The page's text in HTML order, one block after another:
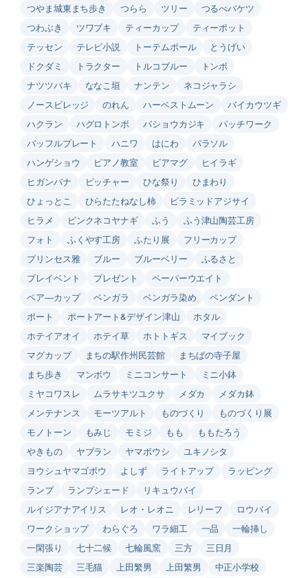
つやま城東まち歩き
つらら ツリー
つるべバケツ
つわぶき
ツワブキ ティーカップ
ティーポット
テッセン
テレビ小説 トーテムポール
とうげい
ドクダミ
トラクター トルコブルー
トンボ
ナツツバキ
ななこ垣 ナンテン
ネコジャラシ
ノースビレッジ
のれん ハーベストムーン
バイカウツギ
ハクラン
ハグロトンボ バショウカジキ
パッチワーク
バッフルプレート
ハニワ はにわ
パラソル
ハンゲショウ
ピアノ教室 ビアマグ
ヒイラギ
ヒガンバナ
ピッチャー ひな祭り
ひまわり
ひょっとこ
ひらたたねなし柿
ピラミッドアジサイ
ヒラメ
ピンクネコヤナギ ふう
ふう津山陶芸工房
フォト
ふくやす工房 ふたり展
フリーカップ
プリンセス雅
ブルー ブルーベリー
ふるさと
プレイベント
プレゼント
ペーパーウエイト
ペア―カップ
ベンガラ ベンガラ染め
ペンダント
ポート
ポートアート&デザイン津山
ホタル
ホテイアオイ
ホテイ草 ホトトギス
マイブック
マグカップ
まちの駅作州民芸館
まちばの寺子屋
まち歩き
マンボウ ミニコンサート
ミニ小鉢
ミヤコワスレ
ムラサキツユクサ メダカ
メダカ鉢
メンテナンス
モーツアルト ものづくり
ものづくり展
モノトーン
もみじ モミジ もも
ももたろう
やきもの
ヤブラン ヤマボウシ
ユキノシタ
ヨウシュヤマゴボウ
よしず ライトアップ
ラッピング
ランプ
ランプシェード
リキュウバイ
ルイジアナアイリス
レオ・レオニ レリーフ
ロウバイ
ワークショップ
わらぐろ ワラ細工 一品
一輪挿し
一閑張り
七十二候 七輪風窯 三方
三日月
三楽陶芸
三毛猫 上田繁男 上田繁男
中正小学校